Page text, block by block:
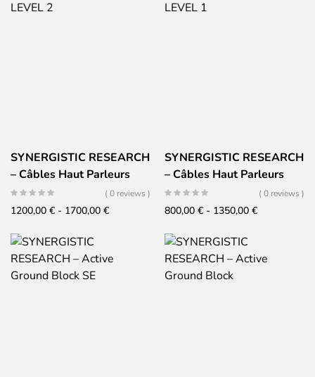
SYNERGISTIC RESEARCH
– Câbles Haut Parleurs
ATMOSPHERE – LEVEL 2
( 0 reviews )
1200,00 € - 1700,00 €Fascia
da
SYNERGISTIC RESEARCH
– Câbles Haut Parleurs
ATMOSPHERE – LEVEL 1
( 0 reviews )
800,00 € - 1350,00 €Fascia
da